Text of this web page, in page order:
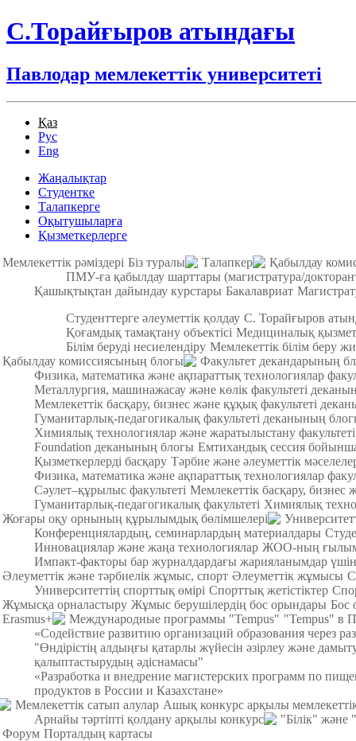
С.Торайғыров атындағы
Павлодар мемлекеттік университеті
Қаз
Рус
Eng
Жаңалықтар
Студентке
Талапкерге
Оқытушыларға
Қызметкерлерге
Мемлекеттік рәміздері Біз туралы Талапкер
Қабылдау
ПМУ-ға қабылдау шарттары (магистратура/
Қашықтықтан дайындау курстары Бакалавриат
Студенттерге әлеуметтік қолдау С. Торайғыров
Қоғамдық тамақтану объектісі Медициналық
Білім беруді несиелендіру Мемлекеттік білім беру
Қабылдау комиссиясының блогы
Факультет декандарының
Физика, математика және ақпараттық технологиялар
Металлургия, машинажасау және көлік факультеті
Мемлекеттік басқару, бизнес және құқық факультеті
Гуманитарлық-педагогикалық факультеті деканының
Химиялық технологиялар және жаратылыстану
Foundation деканының блогы Емтихандық сессия
Қызметкерлерді басқару Тәрбие және әлеуметтік
Физика, математика және ақпараттық технологиялар
Cәулет–құрылыс факультеті Мемлекеттік басқару, бизнес
Гуманитарлық-педагогикалық факультеті Химиялық
Жоғары оқу орнының құрылымдық бөлімшелері
Конференциялардың, семинарлардың материалдары
Инновациялар және жаңа технологиялар ЖОО-ның
Импакт-факторы бар журналдардағы жарияланымдар үшін
Әлеуметтік және тәрбиелік жұмыс, спорт Әлеуметтік жұмысы
Университеттің спорттық өмірі Спорттық жетістіктер
Жұмысқа орналастыру Жұмыс берушілердің бос орындары Бос
Erasmus+
Международные программы "Tempus" "Tempus" в
«Содействие развитию организаций образования через
"Өндірістің алдыңғы қатарлы жүйесін әзірлеу және
қалыптастырудың әдіснамасы"
«Разработка и внедрение магистерских программ по
продуктов в России и Казахстане»
Мемлекеттік сатып алулар Ашық конкурс арқылы
Арнайы тәртіпті қолдану арқылы конкурс
"Білік" және
Форум Порталдың картасы